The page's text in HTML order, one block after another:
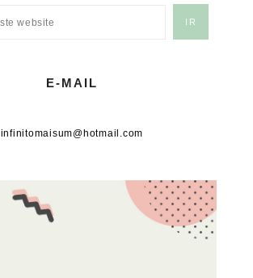
E-MAIL
infinitomaisum@hotmail.com